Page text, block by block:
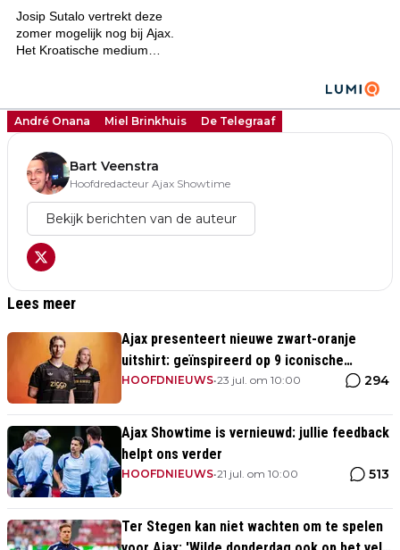
André Onana Miel Brinkhuis De Telegraaf
Bart Veenstra
Hoofdredacteur Ajax Showtime
Bekijk berichten van de auteur
Lees meer
Ajax presenteert nieuwe zwart-oranje
uitshirt: geïnspireerd op 9 iconische
momenten uit clubhistorie
HOOFDNIEUWS•23 jul. om 10:00 294
Ajax Showtime is vernieuwd: jullie feedback
helpt ons verder
HOOFDNIEUWS•21 jul. om 10:00 513
Ter Stegen kan niet wachten om te spelen